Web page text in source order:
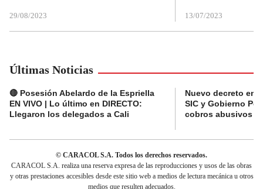
29/08/2023 13/07/2023
Últimas Noticias
🔴 Posesión Abelardo de la Espriella
EN VIVO | Lo último en DIRECTO:
Llegaron los delegados a Cali
Nuevo decreto en
SIC y Gobierno
cobros abusivos y
© CARACOL S.A. Todos los derechos reservados.
CARACOL S.A. realiza una reserva expresa de las reproducciones y usos de las obras
y otras prestaciones accesibles desde este sitio web a medios de lectura mecánica u otros
medios que resulten adecuados.